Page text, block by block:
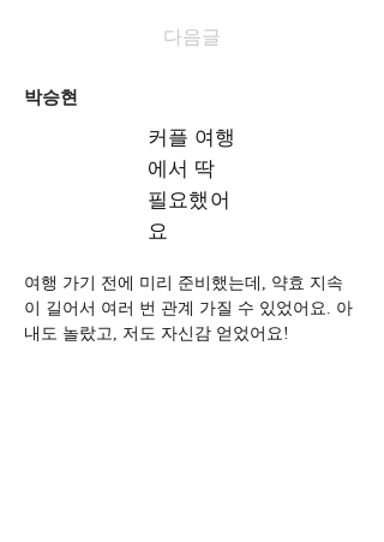
다음글
박승현
커플 여행
에서 딱
필요했어
요
여행 가기 전에 미리 준비했는데, 약효 지속
이 길어서 여러 번 관계 가질 수 있었어요. 아
내도 놀랐고, 저도 자신감 얻었어요!